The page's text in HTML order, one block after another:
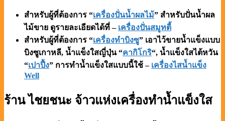
สำหรับผู้ที่ต้องการ “เครื่องปั่นน้ำผลไม้” สำหรับปั่นน้ำผล
ไม้ขาย ดูรายละเอียดได้ที่ – เครื่องปั่นสมูทตี้
สำหรับผู้ที่ต้องการ “เครื่องทำบิงซู” เอาไว้ขายน้ำแข็งแบบ
บิงซูเกาหลี, น้ำแข็งใสญี่ปุ่น “คากิโกริ“, น้ำแข็งใสไต้หวัน
“เปาปื้ง” การทำน้ำแข็งใสแบบนี้ใช้ – เครื่องไสน้ำแข็ง
Well
ร้าน ไชยชนะ จ้าวแห่งเครื่องทำน้ำแข็งใส